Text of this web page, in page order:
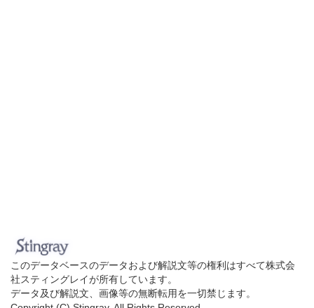
このデータベースのデータおよび解説文等の権利はすべて株式会
社スティングレイが所有しています。
データ及び解説文、画像等の無断転用を一切禁じます。